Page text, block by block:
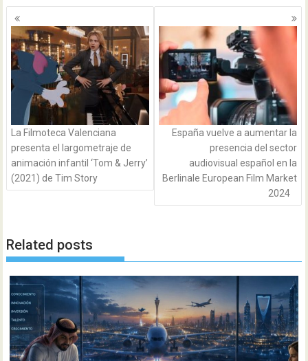
Navegación
de
entradas
La Filmoteca Valenciana
presenta el largometraje de
animación infantil ‘Tom & Jerry’
(2021) de Tim Story
España vuelve a aumentar la
presencia del sector
audiovisual español en la
Berlinale European Film Market
2024
Related posts